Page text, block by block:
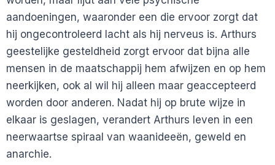
aandoeningen, waaronder een die ervoor zorgt dat
hij ongecontroleerd lacht als hij nerveus is. Arthurs
geestelijke gesteldheid zorgt ervoor dat bijna alle
mensen in de maatschappij hem afwijzen en op hem
neerkijken, ook al wil hij alleen maar geaccepteerd
worden door anderen. Nadat hij op brute wijze in
elkaar is geslagen, verandert Arthurs leven in een
neerwaartse spiraal van waanideeën, geweld en
anarchie.